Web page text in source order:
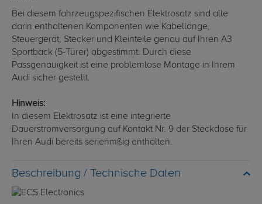
Bei diesem fahrzeugspezifischen Elektrosatz sind alle
darin enthaltenen Komponenten wie Kabellänge,
Steuergerät, Stecker und Kleinteile genau auf Ihren A3
Sportback (5-Türer) abgestimmt. Durch diese
Passgenauigkeit ist eine problemlose Montage in Ihrem
Audi sicher gestellt.
Hinweis:
In diesem Elektrosatz ist eine integrierte
Dauerstromversorgung auf Kontakt Nr. 9 der Steckdose für
Ihren Audi bereits serienmßig enthalten.
Technische Daten